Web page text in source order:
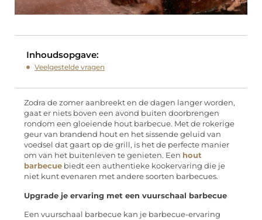
Inhoudsopgave:
Veelgestelde vragen
Zodra de zomer aanbreekt en de dagen langer worden,
gaat er niets boven een avond buiten doorbrengen
rondom een gloeiende hout barbecue. Met de rokerige
geur van brandend hout en het sissende geluid van
voedsel dat gaart op de grill, is het de perfecte manier
om van het buitenleven te genieten. Een hout
barbecue biedt een authentieke kookervaring die je
niet kunt evenaren met andere soorten barbecues.
Upgrade je ervaring met een vuurschaal barbecue
Een vuurschaal barbecue kan je barbecue-ervaring